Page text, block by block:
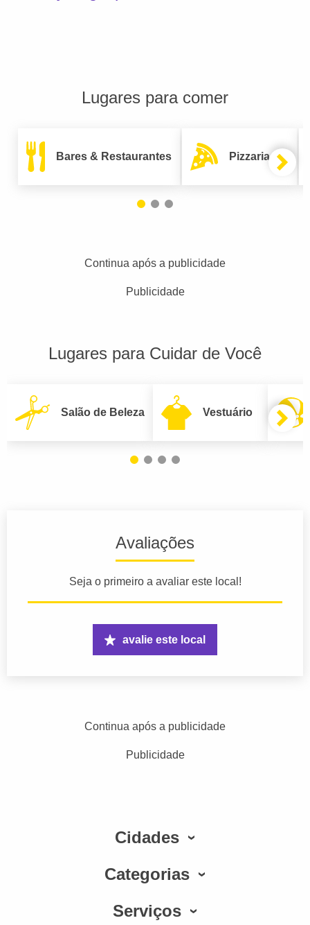
Lugares para comer
Bares & Restaurantes Pizzarias
Continua após a publicidade
Publicidade
Lugares para Cuidar de Você
Salão de Beleza Vestuário
Avaliações
Seja o primeiro a avaliar este local!
avalie este local
Continua após a publicidade
Publicidade
Cidades
Categorias
Serviços